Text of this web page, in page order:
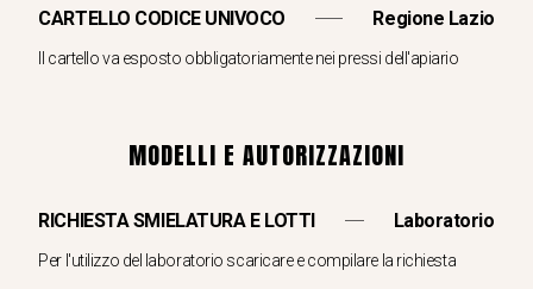
CARTELLO CODICE UNIVOCO Regione Lazio
Il cartello va esposto obbligatoriamente nei pressi dell'apiario
MODELLI E AUTORIZZAZIONI
RICHIESTA SMIELATURA E LOTTI Laboratorio
Per l'utilizzo del laboratorio scaricare e compilare la richiesta